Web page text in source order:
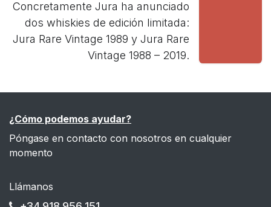
Concretamente Jura ha anunciado
dos whiskies de edición limitada:
Jura Rare Vintage 1989 y Jura Rare
Vintage 1988 – 2019.
¿Cómo podemos ayudar?
Póngase en contacto con nosotros en cualquier
momento
Llámanos